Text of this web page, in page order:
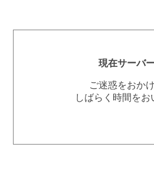
現在サーバ
ご迷惑をおか
しばらく時間を